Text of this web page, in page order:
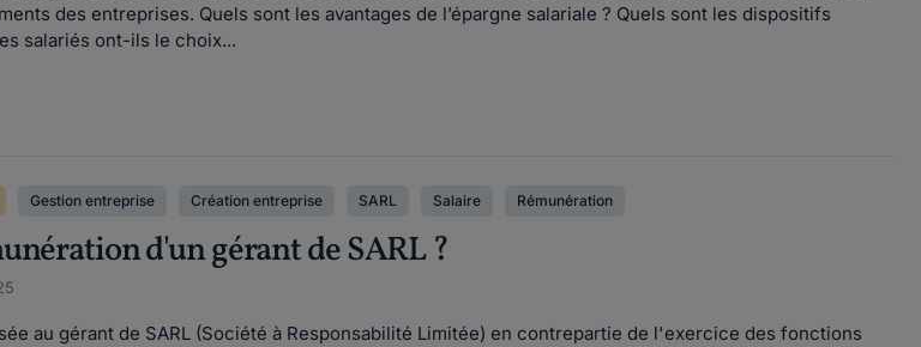
des entreprises. Quels sont les avantages de l’épargne salariale ? Quels sont les dispositifs
salariés ont-ils le choix...
Gestion entreprise Création entreprise SARL Salaire Rémunération
d'un gérant de SARL ?
au gérant de SARL (Société à Responsabilité Limitée) en contrepartie de l'exercice des fonctions